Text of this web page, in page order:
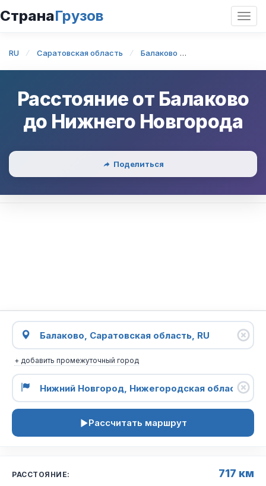
СтранаГрузов
RU Саратовская область Балаково
Расстояние от Балаково
до Нижнего Новгорода
Поделиться
+ добавить промежуточный город
Рассчитать маршрут
РАССТОЯНИЕ: 717 км